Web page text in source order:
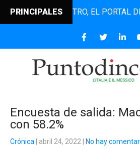
PRINCIPALES EL PORTAL DE
Encuesta de salida:
con 58.2%
Crónica | abril 24, 2022 No hay